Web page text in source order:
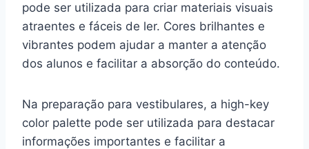
pode ser utilizada para criar materiais visuais
atraentes e fáceis de ler. Cores brilhantes e
vibrantes podem ajudar a manter a atenção
dos alunos e facilitar a absorção do conteúdo.
Na preparação para vestibulares, a high-key
color palette pode ser utilizada para destacar
informações importantes e facilitar a